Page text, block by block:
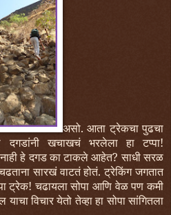
असो. आता ट्रेकचा पुढचा
दगडांनी खचाखचं भरलेला हा टप्पा!
हे दगड का टाकले आहेत? साधी सरळ
सारखं वाटतं होतं. ट्रेकिंग जगतात
ट्रेक! चढायला सोपा आणि वेळ पण कमी
विचार येतो तेव्हा हा सोपा सांगितला